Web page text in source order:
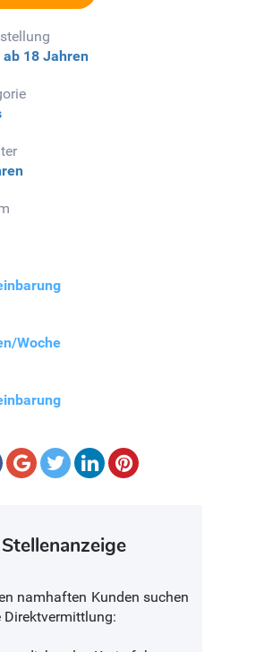
ab 18 Jahren
Woche
Stellenanzeige
namhaften Kunden suchen
Direktvermittlung: